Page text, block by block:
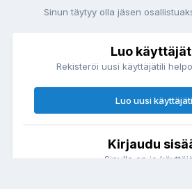
Sinun täytyy olla jäsen
Luo
Rekisteröi uusi käyttäjätili
Luo uusi
Kirjaudu
Sinulla on jo